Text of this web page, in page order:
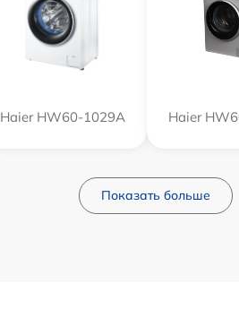
Haier HW60-1029A Haier
Показать больше